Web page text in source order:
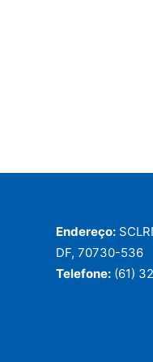
Endereço:
DF, 70730-536
Telefone: (61)